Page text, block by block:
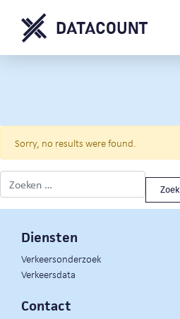
Sorry, no results were found.
Zoeken naar:
Diensten
Verkeersonderzoek
Verkeersdata
Contact